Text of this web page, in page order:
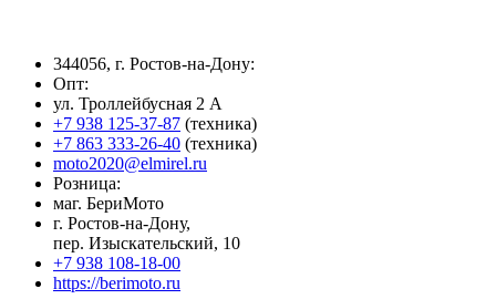
344056, г. Ростов-на-Дону:
Опт:
ул. Троллейбусная 2 А
+7 938 125-37-87 (техника)
+7 863 333-26-40 (техника)
moto2020@elmirel.ru
Розница:
маг. БериМото
г. Ростов-на-Дону,
пер. Изыскательский, 10
+7 938 108-18-00
https://berimoto.ru